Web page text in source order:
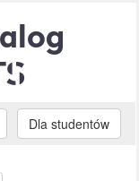
Dla studentów